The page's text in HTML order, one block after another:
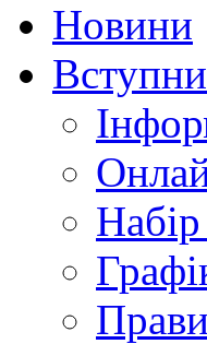
Новини